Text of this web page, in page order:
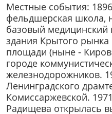
Местные события:
фельдшерская школа,
базовый медицинский
здания Крытого
площади (ныне -
городе
железнодорожников.
Ленинградского
Комиссаржевской.
Радищева открылась